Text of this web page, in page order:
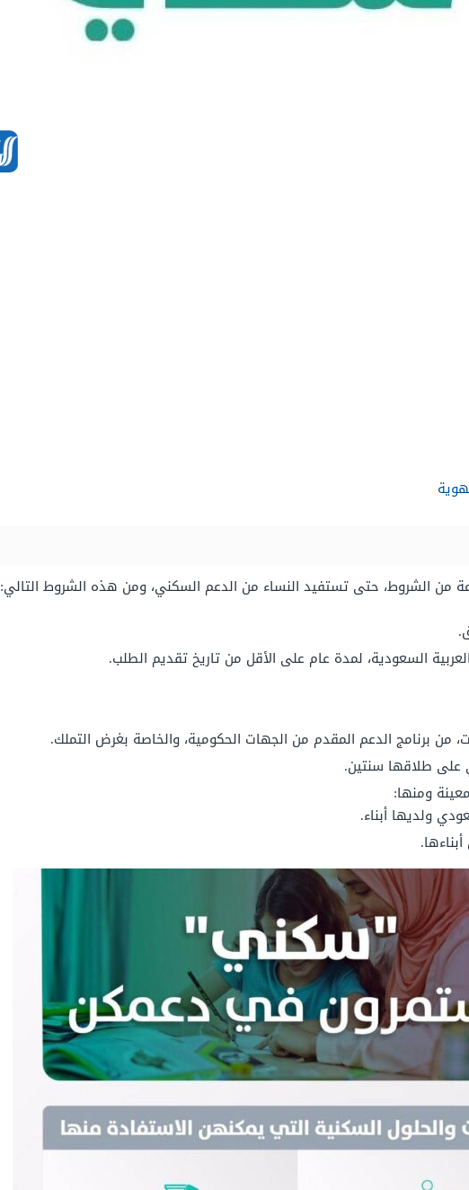
من الشروط، حتى تستفيد النساء من الدعم السكني، ومن هذه الشروط التالي:
السعودية، لمدة عام على الأقل من تاريخ تقديم الطلب.
برنامج الدعم المقدم من الجهات الحكومية، والخاصة بغرض التملك.
طلاقها سنتين.
ومنها:
ولديها أبناء.